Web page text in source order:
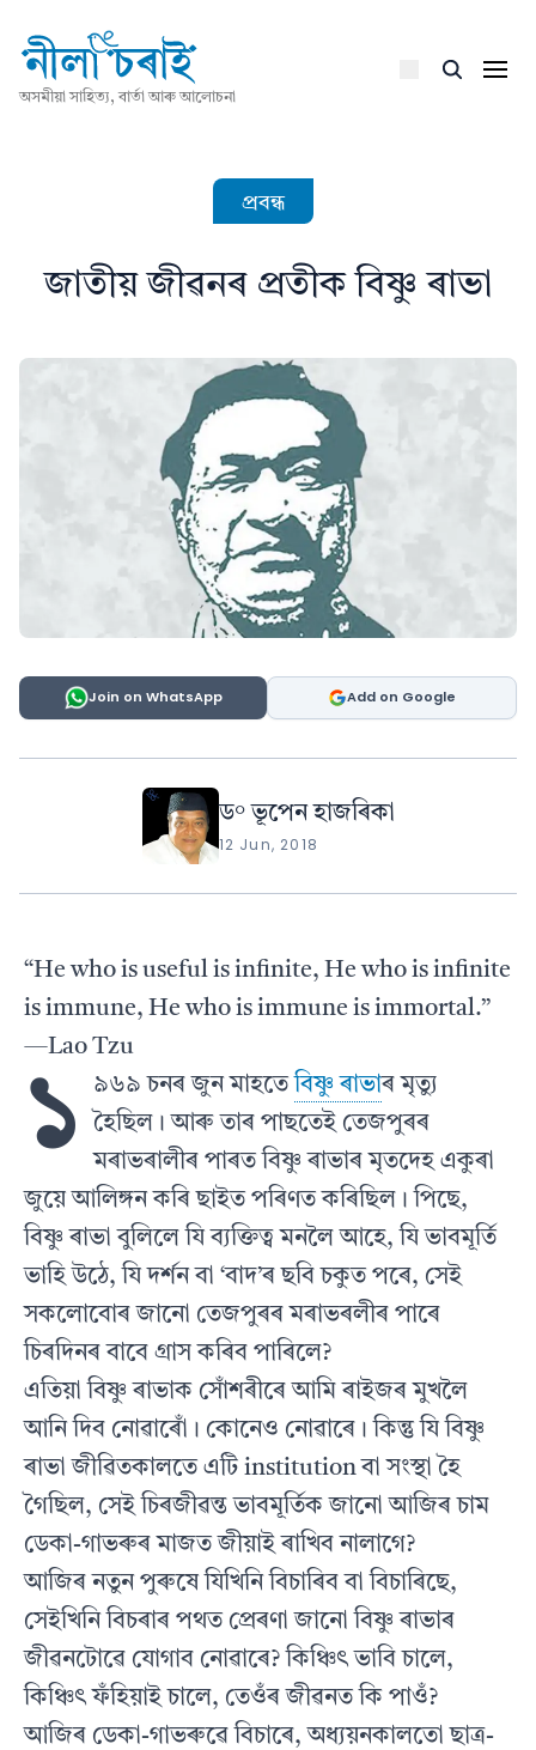
অসমীয়া সাহিত্য, বাৰ্তা আৰু আলোচনা
প্ৰবন্ধ
জাতীয় জীৱনৰ প্ৰতীক বিষ্ণু ৰাভা
Join on WhatsApp Add on Google
ড° ভূপেন হাজৰিকা
12 Jun, 2018
“He who is useful is infinite, He who is infinite
is immune, He who is immune is immortal.”
—Lao Tzu
১ ৯৬৯ চনৰ জুন মাহতেবিষ্ণু ৰাভাৰ মৃত্যু
হৈছিল। আৰু তাৰ পাছতেই তেজপুৰৰ
মৰাভৰালীৰ পাৰত বিষ্ণু ৰাভাৰ মৃতদেহ একুৰা
জুয়ে আলিঙ্গন কৰি ছাইত পৰিণত কৰিছিল। পিছে,
বিষ্ণু ৰাভা বুলিলে যি ব্যক্তিত্ব মনলৈ আহে, যি ভাবমূর্তি
ভাহি উঠে, যি দর্শন বা ‘বাদ’ৰ ছবি চকুত পৰে, সেই
সকলোবোৰ জানো তেজপুৰৰ মৰাভৰলীৰ পাৰে
চিৰদিনৰ বাবে গ্রাস কৰিব পাৰিলে?
এতিয়া বিষ্ণু ৰাভাক সোঁশৰীৰে আমি ৰাইজৰ মুখলৈ
আনি দিব নোৱাৰোঁ। কোনেও নোৱাৰে। কিন্তু যি বিষ্ণু
ৰাভা জীৱিতকালতে এটি institution বা সংস্থা হৈ
গৈছিল, সেই চিৰজীৱন্ত ভাবমূর্তিক জানো আজিৰ চাম
ডেকা-গাভৰুৰ মাজত জীয়াই ৰাখিব নালাগে?
আজিৰ নতুন পুৰুষে যিখিনি বিচাৰিব বা বিচাৰিছে,
সেইখিনি বিচৰাৰ পথত প্ৰেৰণা জানো বিষ্ণু ৰাভাৰ
জীৱনটোৱে যােগাব নােৱাৰে? কিঞ্চিৎ ভাবি চালে,
কিঞ্চিৎ ফঁহিয়াই চালে, তেওঁৰ জীৱনত কি পাওঁ?
আজিৰ ডেকা-গাভৰুৱে বিচাৰে, অধ্যয়নকালতো ছাত্র-